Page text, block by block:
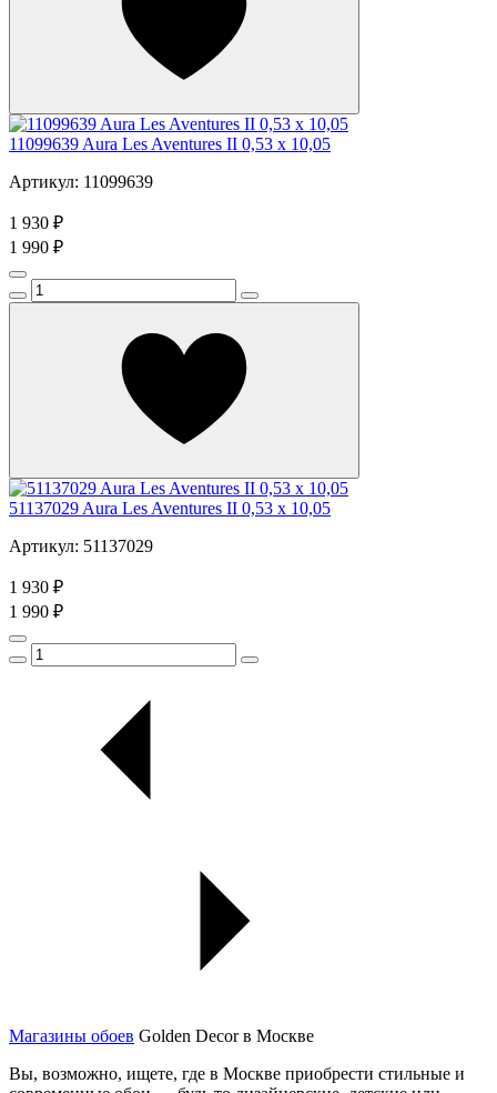
11099639 Aura Les Aventures II 0,53 х 10,05
Артикул: 11099639
1 930 ₽
1 990 ₽
51137029 Aura Les Aventures II 0,53 х 10,05
Артикул: 51137029
1 930 ₽
1 990 ₽
Магазины обоев Golden Decor в Москве
Вы, возможно, ищете, где в Москве приобрести стильные и